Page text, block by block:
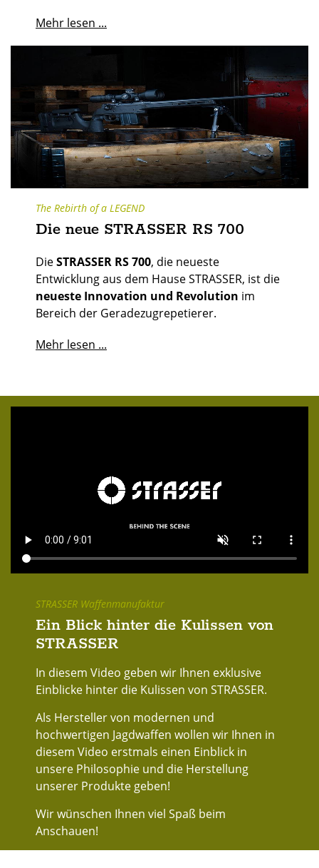
Mehr lesen ...
The Rebirth of a LEGEND
Die neue STRASSER RS 700
DieSTRASSER RS 700, die neueste
Entwicklung aus dem Hause STRASSER, ist die
neueste Innovation und Revolution im
Bereich der Geradezugrepetierer.
Mehr lesen ...
STRASSER Waffenmanufaktur
Ein Blick hinter die Kulissen von
STRASSER
In diesem Video geben wir Ihnen exklusive
Einblicke hinter die Kulissen von STRASSER.
Als Hersteller von modernen und
hochwertigen Jagdwaffen wollen wir Ihnen in
diesem Video erstmals einen Einblick in
unsere Philosophie und die Herstellung
unserer Produkte geben!
Wir wünschen Ihnen viel Spaß beim
Anschauen!